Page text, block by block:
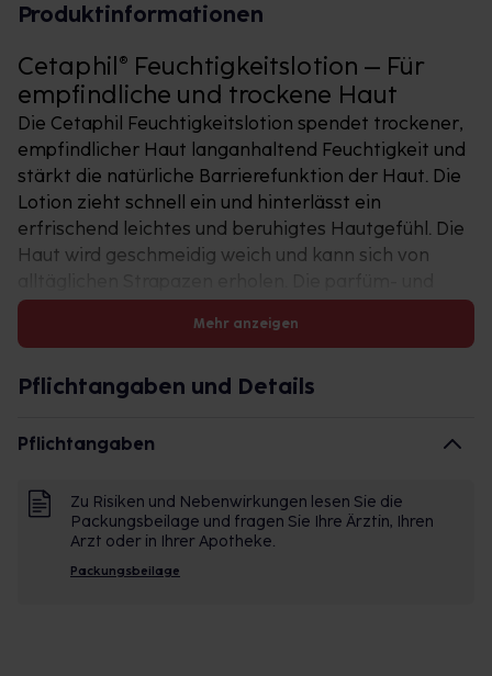
Produktinformationen
Cetaphil® Feuchtigkeitslotion – Für
empfindliche und trockene Haut
Die Cetaphil Feuchtigkeitslotion spendet trockener,
empfindlicher Haut langanhaltend Feuchtigkeit und
stärkt die natürliche Barrierefunktion der Haut. Die
Lotion zieht schnell ein und hinterlässt ein
erfrischend leichtes und beruhigtes Hautgefühl. Die
Haut wird geschmeidig weich und kann sich von
lanolinfreie Formulierung ist besonders geeignet für
empfindliche und trockene Haut.
Feuchtigkeitslotion
ProVitamin B5 (Dexpanthenol)
•
Hinterlässt ein weiches, gepflegtes
Hautgefühl
•Ohne Parfüm
•Im praktischen Pumpspender
Mehr anzeigen
Pflichtangaben und Details
Pflichtangaben
Zu Risiken und Nebenwirkungen lesen Sie die
Packungsbeilage und fragen Sie Ihre Ärztin, Ihren
Arzt oder in Ihrer Apotheke.
Packungsbeilage